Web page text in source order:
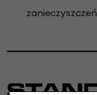
zanieczyszczeń